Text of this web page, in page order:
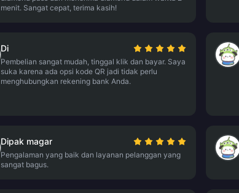
menit. Sangat cepat, terima kasih!
Di
Pembelian sangat mudah, tinggal klik dan bayar. Saya
suka karena ada opsi kode QR jadi tidak perlu
menghubungkan rekening bank Anda.
Dipak magar
Pengalaman yang baik dan layanan pelanggan yang
sangat bagus.